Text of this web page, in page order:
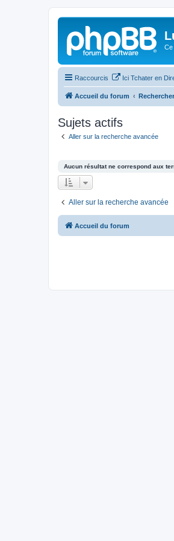
Ce
Raccourcis Ici Tchater en
Accueil du forum Rechercher
Sujets actifs
Aller sur la recherche avancée
Aucun résultat ne correspond aux
Aller sur la recherche avancée
Accueil du forum